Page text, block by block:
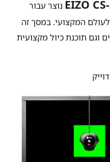
נוצר עבור
המקצועי. במסך זה
וגם תוכנת כיול מקצועית